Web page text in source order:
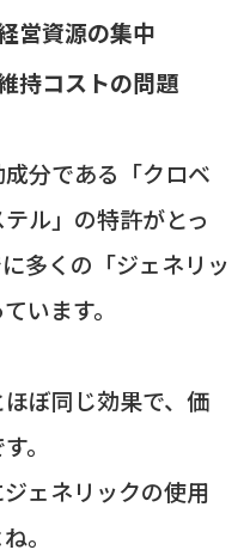
営資源の集中
持コストの問題
分である「クロベ
ル」の特許がとっ
多くの「ジェネリッ
います。
ぼ同じ効果で、価
。
ェネリックの使用
。